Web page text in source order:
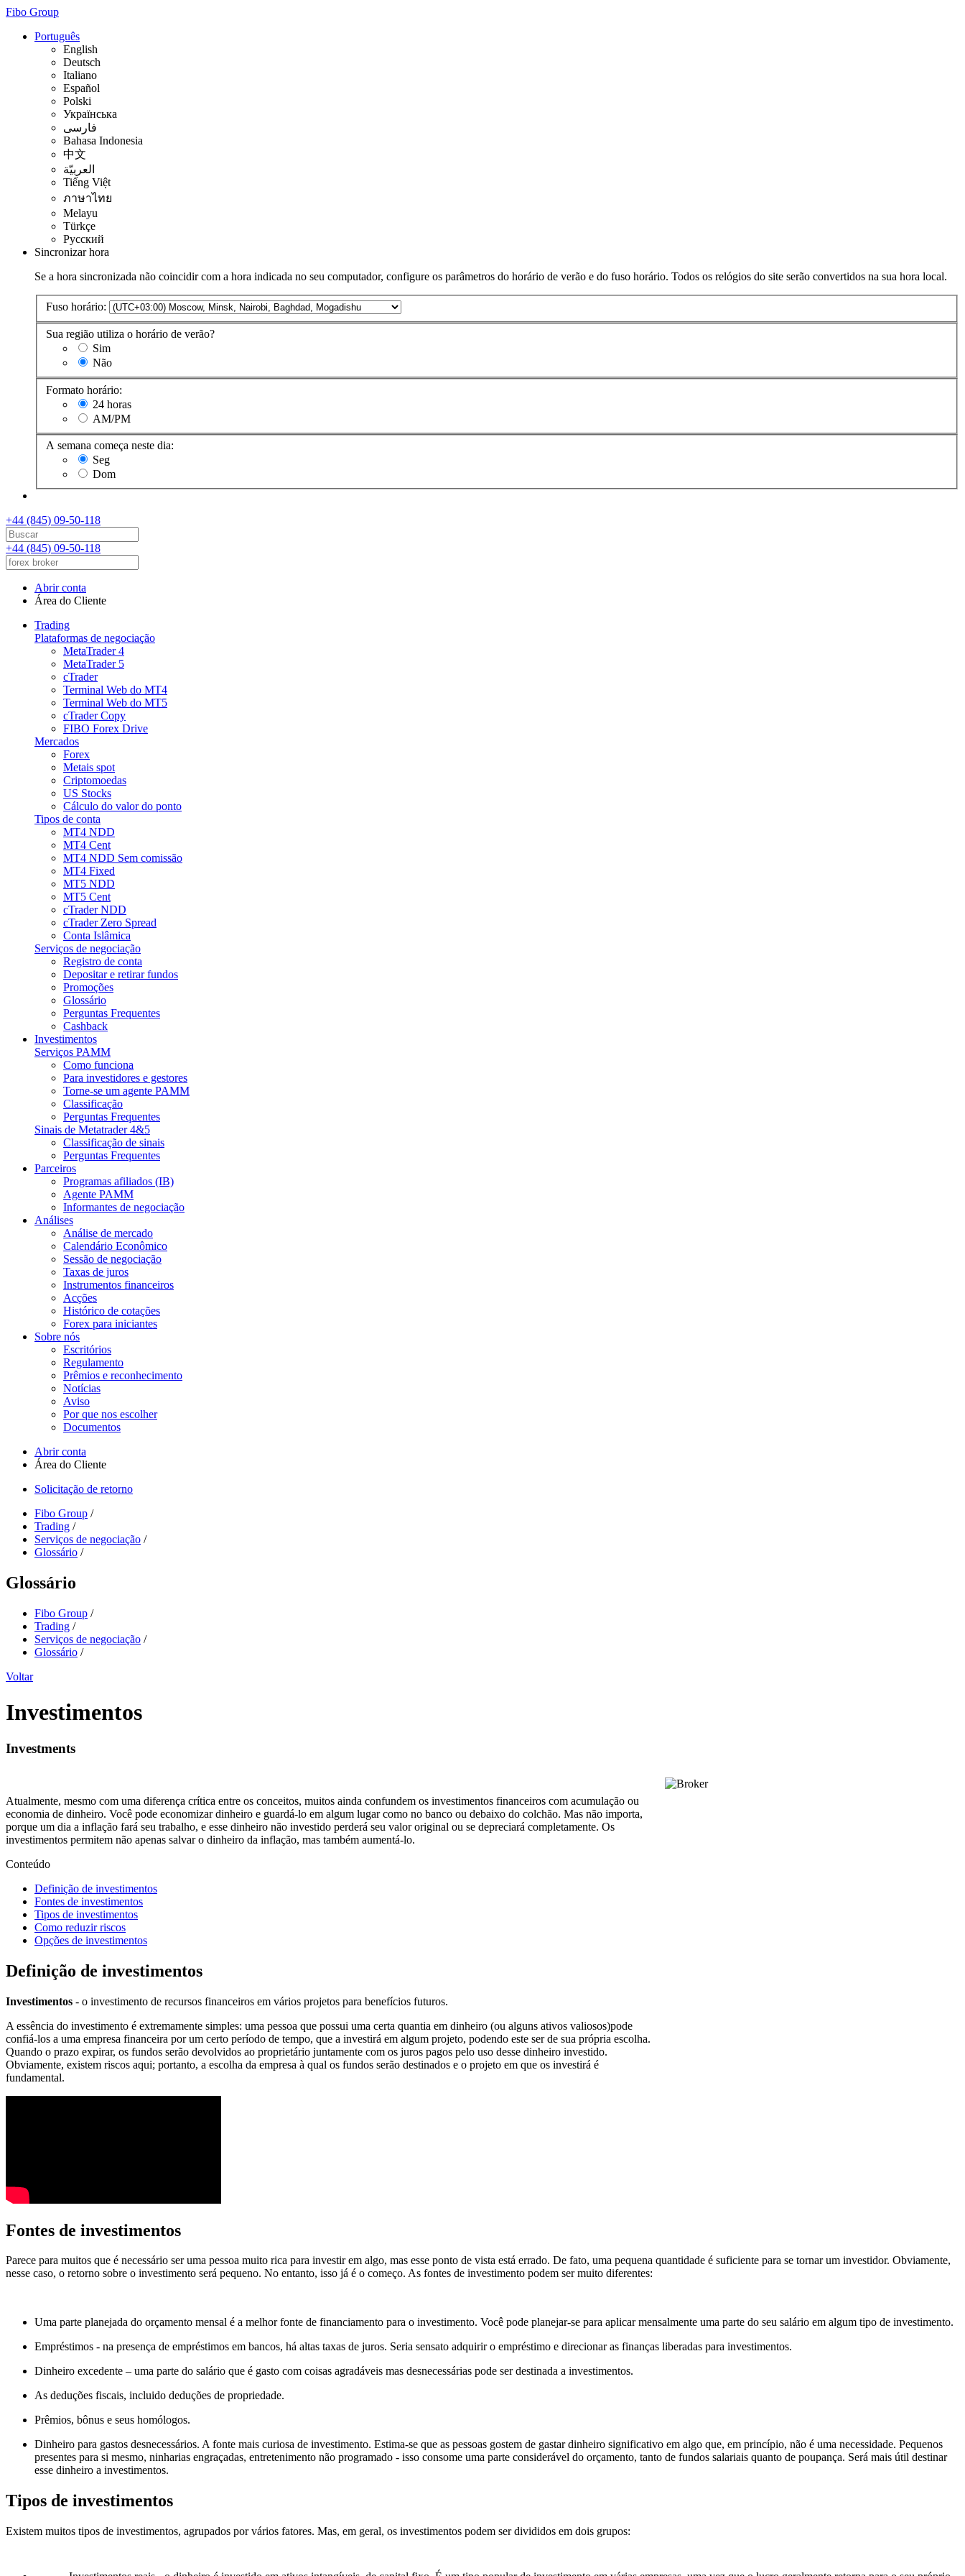
Fibo Group
Português
English
Deutsch
Italiano
Español
Polski
Українська
فارسی
Bahasa Indonesia
中文
العربيّة
Tiếng Việt
ภาษาไทย
Melayu
Türkçe
Русский
Sincronizar hora
Se a hora sincronizada não coincidir com a hora indicada no seu computador, configure os parâmetros do horário de verão e do fuso horário. Todos os relógios do site serão convertidos na sua hora local.
Fuso horário:
Sua região utiliza o horário de verão?
Sim
Não
Formato horário:
24 horas
AM/PM
A semana começa neste dia:
Seg
Dom
+44 (845) 09-50-118
+44 (845) 09-50-118
Abrir conta
Área do Cliente
Trading
Plataformas de negociação
MetaTrader 4
MetaTrader 5
cTrader
Terminal Web do MT4
Terminal Web do MT5
cTrader Copy
FIBO Forex Drive
Mercados
Forex
Metais spot
Criptomoedas
US Stocks
Cálculo do valor do ponto
Tipos de conta
MT4 NDD
MT4 Cent
MT4 NDD Sem comissão
MT4 Fixed
MT5 NDD
MT5 Cent
cTrader NDD
cTrader Zero Spread
Conta Islâmica
Serviços de negociação
Registro de conta
Depositar e retirar fundos
Promoções
Glossário
Perguntas Frequentes
Cashback
Investimentos
Serviços PAMM
Como funciona
Para investidores e gestores
Torne-se um agente PAMM
Classificação
Perguntas Frequentes
Sinais de Metatrader 4&5
Classificação de sinais
Perguntas Frequentes
Parceiros
Programas afiliados (IB)
Agente PAMM
Informantes de negociação
Análises
Análise de mercado
Calendário Econômico
Sessão de negociação
Taxas de juros
Instrumentos financeiros
Acções
Histórico de cotações
Forex para iniciantes
Sobre nós
Escritórios
Regulamento
Prêmios e reconhecimento
Notícias
Aviso
Por que nos escolher
Documentos
Abrir conta
Área do Cliente
Solicitação de retorno
Fibo Group /
Trading /
Serviços de negociação /
Glossário /
Glossário
Fibo Group /
Trading /
Serviços de negociação /
Glossário /
Voltar
Investimentos
Investments
Atualmente, mesmo com uma diferença crítica entre os conceitos, muitos ainda confundem os investimentos financeiros com acumulação ou
economia de dinheiro. Você pode economizar dinheiro e guardá-lo em algum lugar como no banco ou debaixo do colchão. Mas não importa,
porque um dia a inflação fará seu trabalho, e esse dinheiro não investido perderá seu valor original ou se depreciará completamente. Os
investimentos permitem não apenas salvar o dinheiro da inflação, mas também aumentá-lo.
Conteúdo
Definição de investimentos
Fontes de investimentos
Tipos de investimentos
Como reduzir riscos
Opções de investimentos
Definição de investimentos
Investimentos - o investimento de recursos financeiros em vários projetos para benefícios futuros.
A essência do investimento é extremamente simples: uma pessoa que possui uma certa quantia em dinheiro (ou alguns ativos valiosos)pode
confiá-los a uma empresa financeira por um certo período de tempo, que a investirá em algum projeto, podendo este ser de sua própria escolha.
Quando o prazo expirar, os fundos serão devolvidos ao proprietário juntamente com os juros pagos pelo uso desse dinheiro investido.
Obviamente, existem riscos aqui; portanto, a escolha da empresa à qual os fundos serão destinados e o projeto em que os investirá é
fundamental.
Fontes de investimentos
Parece para muitos que é necessário ser uma pessoa muito rica para investir em algo, mas esse ponto de vista está errado. De fato, uma pequena quantidade é suficiente para se tornar um investidor. Obviamente,
nesse caso, o retorno sobre o investimento será pequeno. No entanto, isso já é o começo. As fontes de investimento podem ser muito diferentes:
Uma parte planejada do orçamento mensal é a melhor fonte de financiamento para o investimento. Você pode planejar-se para aplicar mensalmente uma parte do seu salário em algum tipo de investimento.
Empréstimos - na presença de empréstimos em bancos, há altas taxas de juros. Seria sensato adquirir o empréstimo e direcionar as finanças liberadas para investimentos.
Dinheiro excedente – uma parte do salário que é gasto com coisas agradáveis mas desnecessárias pode ser destinada a investimentos.
As deduções fiscais, incluido deduções de propriedade.
Prêmios, bônus e seus homólogos.
Dinheiro para gastos desnecessários. A fonte mais curiosa de investimento. Estima-se que as pessoas gostem de gastar dinheiro significativo em algo que, em princípio, não é uma necessidade. Pequenos
presentes para si mesmo, ninharias engraçadas, entretenimento não programado - isso consome uma parte considerável do orçamento, tanto de fundos salariais quanto de poupança. Será mais útil destinar
esse dinheiro a investimentos.
Tipos de investimentos
Existem muitos tipos de investimentos, agrupados por vários fatores. Mas, em geral, os investimentos podem ser divididos em dois grupos: